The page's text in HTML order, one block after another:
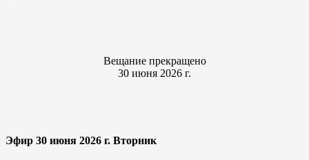
Вещание прекращено
30 июня 2026 г.
Эфир 30 июня 2026 г. Вторник